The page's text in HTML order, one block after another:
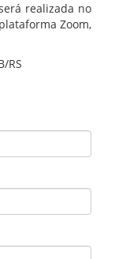
realizada no
Zoom,
RS